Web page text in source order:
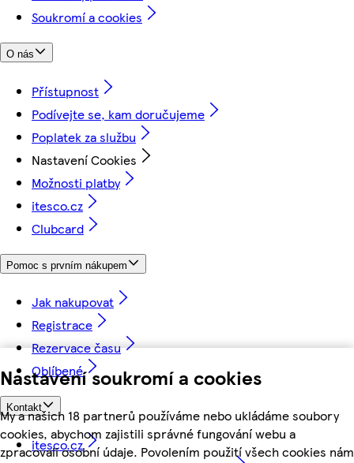
Nastavení soukromí a cookies
My a našich 18 partnerů používáme nebo ukládáme soubory
cookies, abychom zajistili správné fungování webu a
zpracovali osobní údaje. Povolením použití všech cookies nám
Soukromí a cookies
O nás
Přístupnost
Podívejte se, kam doručujeme
Poplatek za službu
Nastavení Cookies
Možnosti platby
itesco.cz
Clubcard
Pomoc s prvním nákupem
Jak nakupovat
Registrace
Rezervace času
Oblíbené
Kontakt
itesco.cz